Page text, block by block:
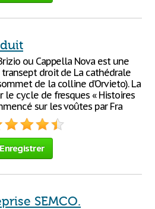
ou Cappella Nova est une
droit de La cathédrale
de la colline d’Orvieto). La
le cycle de fresques « Histoires
sur les voûtes par Fra
Enregistrer
SEMCO.